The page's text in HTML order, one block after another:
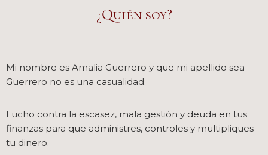
¿Quién soy?
Mi nombre es Amalia Guerrero y que mi apellido sea
Guerrero no es una casualidad.
Lucho contra la escasez, mala gestión y deuda en tus
finanzas para que administres, controles y multipliques
tu dinero.